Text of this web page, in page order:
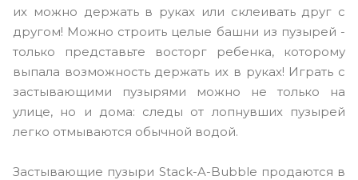
их можно держать в руках или склеивать друг с
другом! Можно строить целые башни из пузырей -
только представьте восторг ребенка, которому
выпала возможность держать их в руках! Играть с
застывающими пузырями можно не только на
улице, но и дома: следы от лопнувших пузырей
легко отмываются обычной водой.
Застывающие пузыри Stack-A-Bubble продаются в